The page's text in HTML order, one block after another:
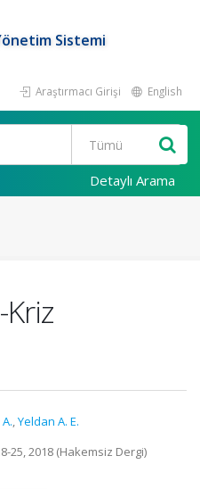
Sistemi
Araştırmacı Girişi English
Detaylı Arama
,Yeldan A. E.
25, 2018 (Hakemsiz Dergi)